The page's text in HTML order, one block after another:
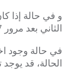
و في حالة إذا
الثاني بعد مرور 7 ساعات، فأن لا يوجد أي ترب مائي.
في حالة وجود
الحالة، قد